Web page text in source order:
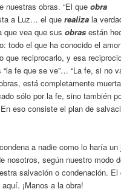
nuestras obras. “El queobra
a Luz… el querealiza la
que vea que susobras están
todo el que ha conocido el
que reciprocarlo, y esa
fe que se ve”… “La fe, si no
está completamente
sólo por la fe, sino también
eso consiste el plan de
a nadie como lo haría un
nosotros, según nuestro modo
salvación o condenación. El
¡Manos a la obra!